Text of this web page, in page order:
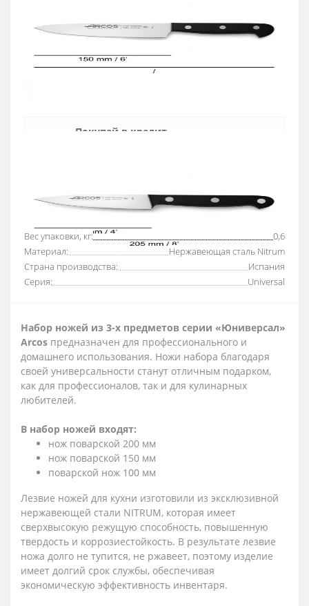
Основные характеристики
Вес упаковки, кг:
0,6
Материал:
Нержавеющая сталь Nitrum
Страна производства:
Испания
Серия:
Universal
Доставка в течении 1-3 дней по Украине
Гарантия качества
Покупай в кредит
Набор ножей из 3-х предметов серии «Юниверсал»
Arcos предназначен для профессионального и
домашнего использования. Ножи набора благодаря
своей универсальности станут отличным подарком,
как для профессионалов, так и для кулинарных
любителей.
В набор ножей входят:
нож поварской 200 мм
нож поварской 150 мм
поварской нож 100 мм
Лезвие ножей для кухни изготовили из эксклюзивной
нержавеющей стали NITRUM, которая имеет
сверхвысокую режущую способность, повышенную
твердость и коррозиестойкость. В результате лезвие
ножа долго не тупится, не ржавеет, поэтому изделие
имеет долгий срок службы, обеспечивая
экономическую эффективность инвентаря.